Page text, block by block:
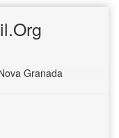
Granada